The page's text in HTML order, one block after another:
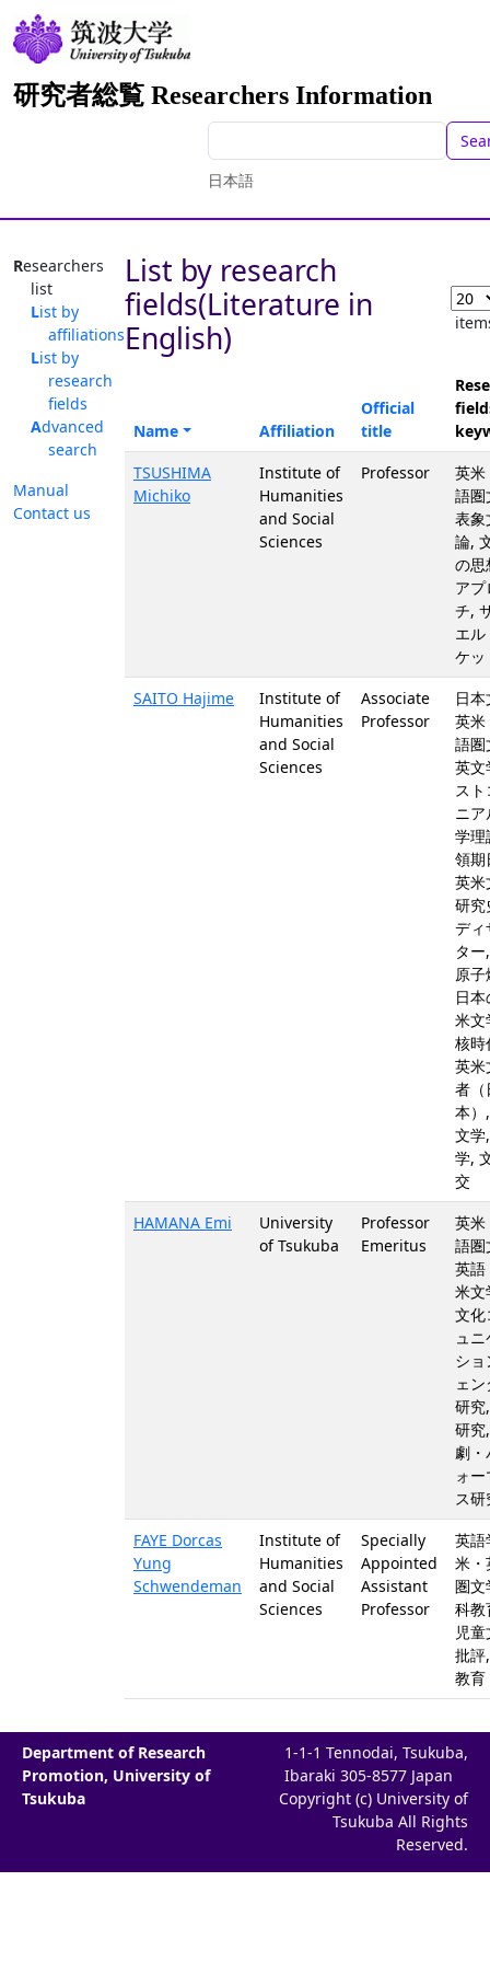
研究者総覧 Researchers Information
日本語
Researchers
list
List by
affiliations
List by
research
fields
Advanced
search
Manual
Contact us
List by research
fields(Literature in
English)
Name Affiliation
Official
title
TSUSHIMA
Michiko
Institute of
Humanities
and Social
Sciences
Professor
英米
語圏
表象
論,
の思
アプ
チ,
エル
ケッ
SAITO Hajime
Institute of
Humanities
and Social
Sciences
Associate
Professor
日
英米
語圏
英文
スト
ニ
学理
領期
英米
研究
ディ
タ
原
日
米文
核時
英米
者（
本）
文学
学,
交
HAMANA Emi
University
of Tsukuba
Professor
Emeritus
英米
語圏
英語
米文
文化
ュ
シ
ェ
研究
研究
劇・
ォ
ス研
FAYE Dorcas
Yung
Schwendeman
Institute of
Humanities
and Social
Sciences
Specially
Appointed
Assistant
Professor
英語
米・
圏文
科教
児
批評
教育
Department of Research
Promotion, University of
Tsukuba
1-1-1 Tennodai, Tsukuba,
Ibaraki 305-8577 Japan
Copyright (c) University of
Tsukuba All Rights
Reserved.